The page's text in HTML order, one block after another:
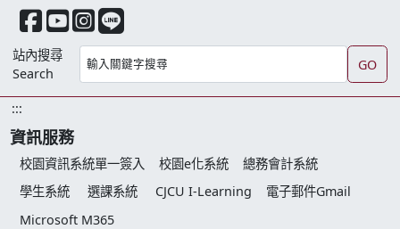
facebook 連結
youtube 連結
instagram 連結
line 連結
站內搜尋
Search
GO
:::
資訊服務
校園資訊系統單一簽入 校園e化系統
總務會計系統
學生系統
選課系統 CJCU I-Learning
電子郵件Gmail
Microsoft M365